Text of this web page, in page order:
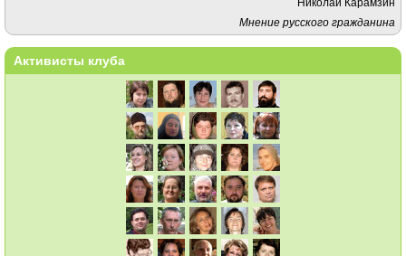
Мнение русского гражданина
Активисты клуба